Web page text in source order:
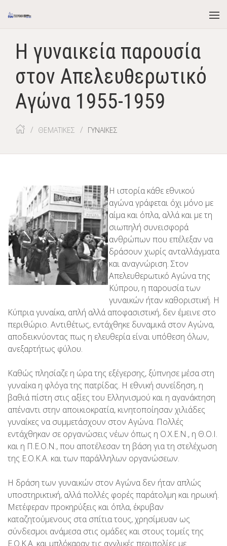
Η γυναικεία παρουσία
στον Απελευθερωτικό
Αγώνα 1955-1959
ΘΕΜΑΤΙΚΕΣ ΓΥΝΑΙΚΕΣ
Η ιστορία κάθε εθνικού
αγώνα γράφεται όχι μόνο με
αίμα και όπλα, αλλά και με τη
σιωπηλή συνεισφορά
ανθρώπων που επέλεξαν να
δράσουν χωρίς ανταλλάγματα
και αναγνώριση. Στον
Απελευθερωτικό Αγώνα της
Κύπρου, η παρουσία των
γυναικών ήταν καθοριστική. Η
Κύπρια γυναίκα, απλή αλλά αποφασιστική, δεν έμεινε στο
περιθώριο. Αντιθέτως, εντάχθηκε δυναμικά στον Αγώνα,
αποδεικνύοντας πως η ελευθερία είναι υπόθεση όλων,
ανεξαρτήτως φύλου.
Καθώς πλησίαζε η ώρα της εξέγερσης, ξύπνησε μέσα στη
γυναίκα η φλόγα της πατρίδας. Η εθνική συνείδηση, η
βαθιά πίστη στις αξίες του Ελληνισμού και η αγανάκτηση
απέναντι στην αποικιοκρατία, κινητοποίησαν χιλιάδες
γυναίκες να συμμετάσχουν στον Αγώνα. Πολλές
εντάχθηκαν σε οργανώσεις νέων όπως η Ο.Χ.Ε.Ν., η Θ.Ο.Ι.
και η Π.Ε.Ο.Ν., που αποτέλεσαν τη βάση για τη στελέχωση
της Ε.Ο.Κ.Α. και των παράλληλων οργανώσεων.
Η δράση των γυναικών στον Αγώνα δεν ήταν απλώς
υποστηρικτική, αλλά πολλές φορές παράτολμη και ηρωική.
Μετέφεραν προκηρύξεις και όπλα, έκρυβαν
καταζητούμενους στα σπίτια τους, χρησίμευαν ως
σύνδεσμοι ανάμεσα στις ομάδες και στους τομείς της
Ε.Ο.Κ.Α. και μπλόκαραν τις αγγλικές περιπολίες με